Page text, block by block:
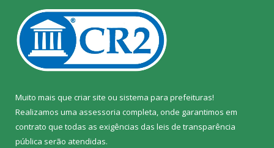
Muito mais que criar site ou sistema para prefeituras!
Realizamos uma assessoria completa, onde garantimos em
contrato que todas as exigências das leis de transparência
pública serão atendidas.